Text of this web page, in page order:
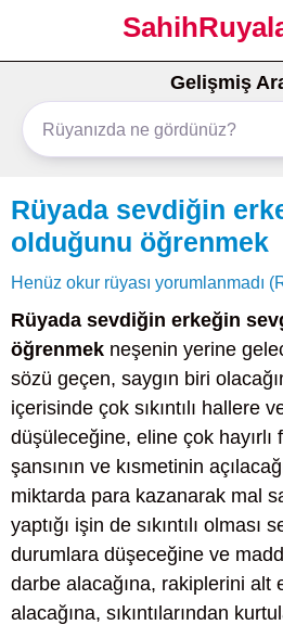
Gelişmiş
Rüyada sevdiğin
olduğunu öğrenmek
Henüz okur rüyası yorumlanmadı
Rüyada sevdiğin erkeğin
öğrenmek neşenin yerine
sözü geçen, saygın biri
içerisinde çok sıkıntılı hallere
düşüleceğine, eline çok hayırlı
şansının ve kısmetinin
miktarda para kazanarak mal
yaptığı işin de sıkıntılı
durumlara düşeceğine ve
darbe alacağına, rakiplerini alt
alacağına, sıkıntılarından